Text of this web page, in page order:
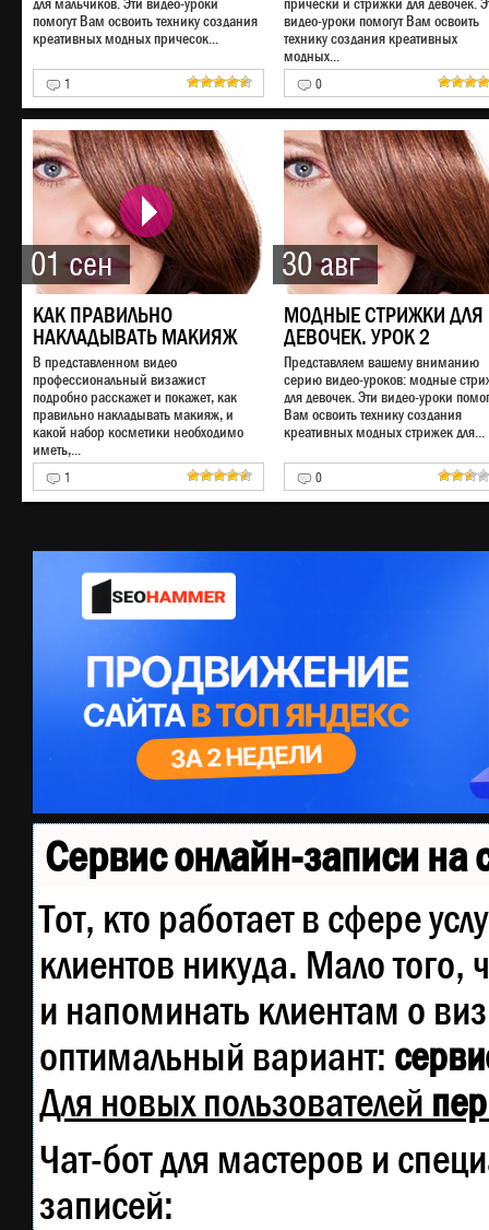
технологиюБуст
продвижение в
первые
уже в течение
Начать
для мальчиков. Эти видео-уроки
помогут Вам освоить технику создания
креативных модных причесок...
1
прически и стрижки для девочек.
видео-уроки помогут Вам освоить
технику создания креативных
модных...
0
01 сен
КАК ПРАВИЛЬНО
НАКЛАДЫВАТЬ МАКИЯЖ
В представленном видео
профессиональный визажист
подробно расскажет и покажет, как
правильно накладывать макияж, и
какой набор косметики необходимо
иметь,...
1
30 авг
МОДНЫЕ СТРИЖКИ ДЛЯ
ДЕВОЧЕК. УРОК 2
Представляем вашему вниманию
серию видео-уроков: модные
для девочек. Эти видео-уроки
Вам освоить технику создания
креативных модных стрижек для...
0
Сервис онлайн-записи на
Тот, кто работает в сфере
клиентов никуда. Мало того,
и напоминать клиентам о
оптимальный вариант:
Для новых пользователей
Чат-бот для мастеров и
записей: